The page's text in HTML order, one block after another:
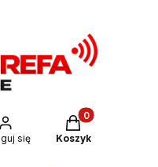
się
Produkty w
Koszyk